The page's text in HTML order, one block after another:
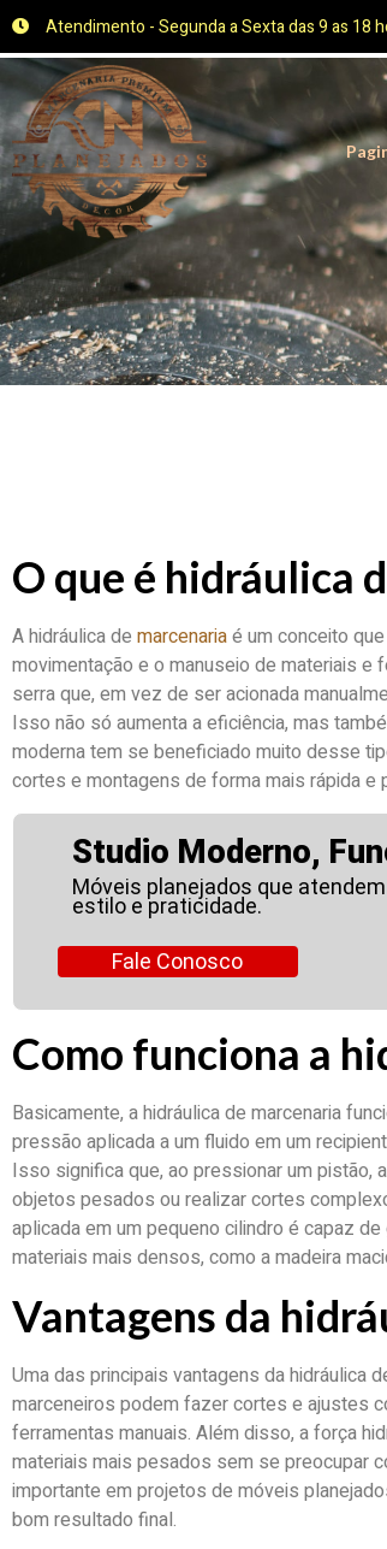
Atendimento - Segunda a Sexta das 9 as 18
O que é hidráulica
A hidráulica de marcenariaé um conceito
movimentação e o manuseio de materiais e
serra que, em vez de ser acionada
Isso não só aumenta a eficiência, mas
moderna tem se beneficiado muito desse
cortes e montagens de forma mais rápida e
Studio Moderno,
Móveis planejados que
estilo e praticidade.
Fale Conosco
Como funciona a
Basicamente, a hidráulica de marcenaria
pressão aplicada a um fluido em um
Isso significa que, ao pressionar um pistão,
objetos pesados ou realizar cortes
aplicada em um pequeno cilindro é capaz
materiais mais densos, como a madeira
Vantagens da
Uma das principais vantagens da hidráulica
marceneiros podem fazer cortes e ajustes
ferramentas manuais. Além disso, a força
materiais mais pesados sem se preocupar
importante em projetos de móveis
bom resultado final.